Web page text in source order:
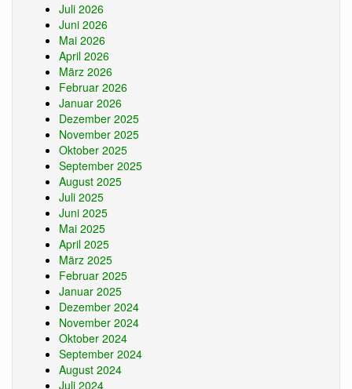
Juli 2026
Juni 2026
Mai 2026
April 2026
März 2026
Februar 2026
Januar 2026
Dezember 2025
November 2025
Oktober 2025
September 2025
August 2025
Juli 2025
Juni 2025
Mai 2025
April 2025
März 2025
Februar 2025
Januar 2025
Dezember 2024
November 2024
Oktober 2024
September 2024
August 2024
Juli 2024